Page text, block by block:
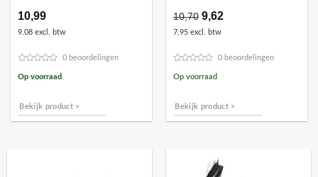
10,99
9.08 excl. btw
0 beoordelingen
Op voorraad
Bekijk product >
10,70 Oorspronkelijke
prijs
was:
9,62Huidige
7,95 excl. btw
0 beoordelingen
Op voorraad
Bekijk product >